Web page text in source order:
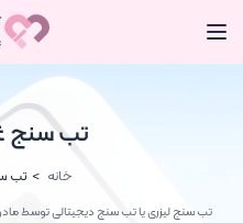
تب سنج
خانه تب